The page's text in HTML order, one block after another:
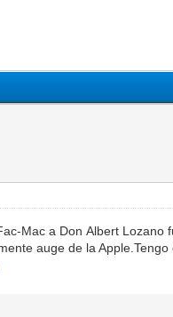
Mac a Don Albert
auge de la